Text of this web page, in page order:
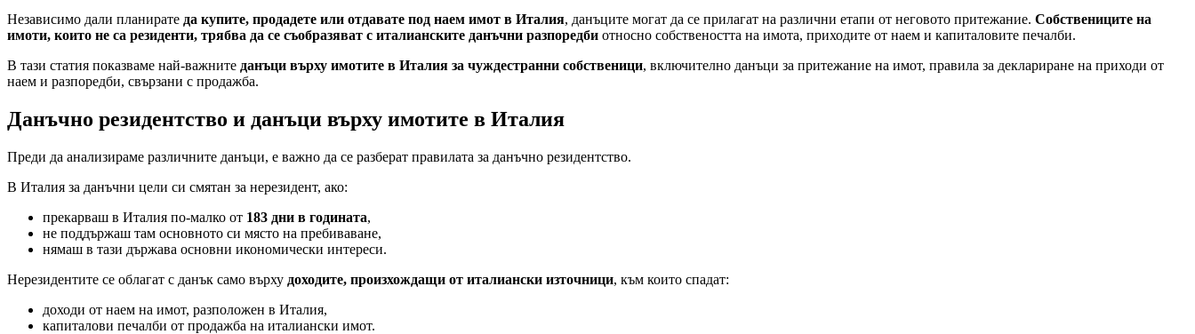
Независимо дали планирате да купите, продадете или отдавате под наем имот в Италия, данъците могат да се прилагат на различни етапи от неговото притежание. Собствениците на
имоти, които не са резиденти, трябва да се съобразяват с италианските данъчни разпоредби относно собствеността на имота, приходите от наем и капиталовите печалби.
В тази статия показваме най-важните данъци върху имотите в Италия за чуждестранни собственици, включително данъци за притежание на имот, правила за деклариране на приходи от
наем и разпоредби, свързани с продажба.
Данъчно резидентство и данъци върху имотите в Италия
Преди да анализираме различните данъци, е важно да се разберат правилата за данъчно резидентство.
В Италия за данъчни цели си смятан за нерезидент, ако:
прекарваш в Италия по-малко от 183 дни в годината,
не поддържаш там основното си място на пребиваване,
нямаш в тази държава основни икономически интереси.
Нерезидентите се облагат с данък само върху доходите, произхождащи от италиански източници, към които спадат:
доходи от наем на имот, разположен в Италия,
капиталови печалби от продажба на италиански имот.